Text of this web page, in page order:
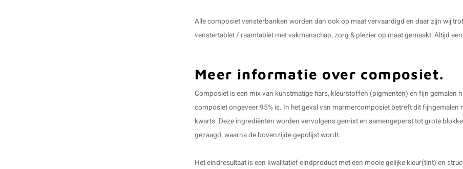
Alle composiet vensterbanken worden dan ook op maat vervaardigd en daar zijn wij
venstertablet / raamtablet met vakmanschap, zorg & plezier op maat gemaakt: Altijd
Meer informatie over composiet.
Composiet is een mix van kunstmatige hars, kleurstoffen (pigmenten) en fijn gemalen
composiet ongeveer 95% is. In het geval van marmercomposiet betreft dit
kwarts. Deze ingrediënten worden vervolgens gemixt en samengeperst tot grote
gezaagd, waarna de bovenzijde gepolijst wordt.
Het eindresultaat is een kwalitatief eindproduct met een mooie gelijke kleur(tint) en